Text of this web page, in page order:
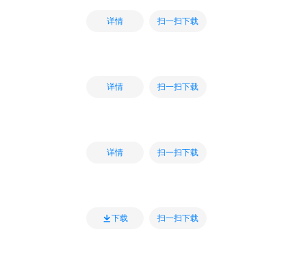
详情 扫一扫下载
详情 扫一扫下载
详情 扫一扫下载
下载 扫一扫下载